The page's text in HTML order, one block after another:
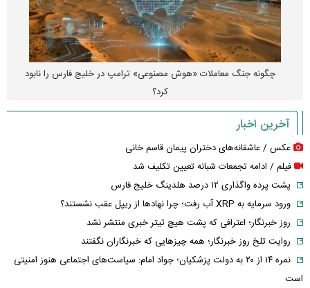
چگونه جنگ معاملات «هوش مصنوعی» ترامپ در خلیج فارس را نابود
کرد؟
آخرین اخبار
عکس / عاشقانه‌های دختران پیمان قاسم خانی
فیلم / ادامه تجمعات شبانه تعیین تکلیف شد
پشت پرده واگذاری ۱۲ درصد هلدینگ خلیج فارس
ورود سرمایه به XRP آب رفت؛ چرا نهادها از ریپل عقب نشستند؟
روز خبرنگار؛ اعترافی که پشت هیچ تیتر خبری منتشر نشد
روایت تلخ روز خبرنگار؛ همه چیزهایی که خبرنگاران نگفتند
نمره ۱۴ از ۲۰ به دولت پزشکیان؛ جواد امام: سیاست‌های اجتماعی هنوز امنیتی
است